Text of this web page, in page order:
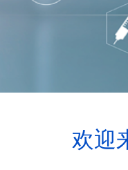
欢迎